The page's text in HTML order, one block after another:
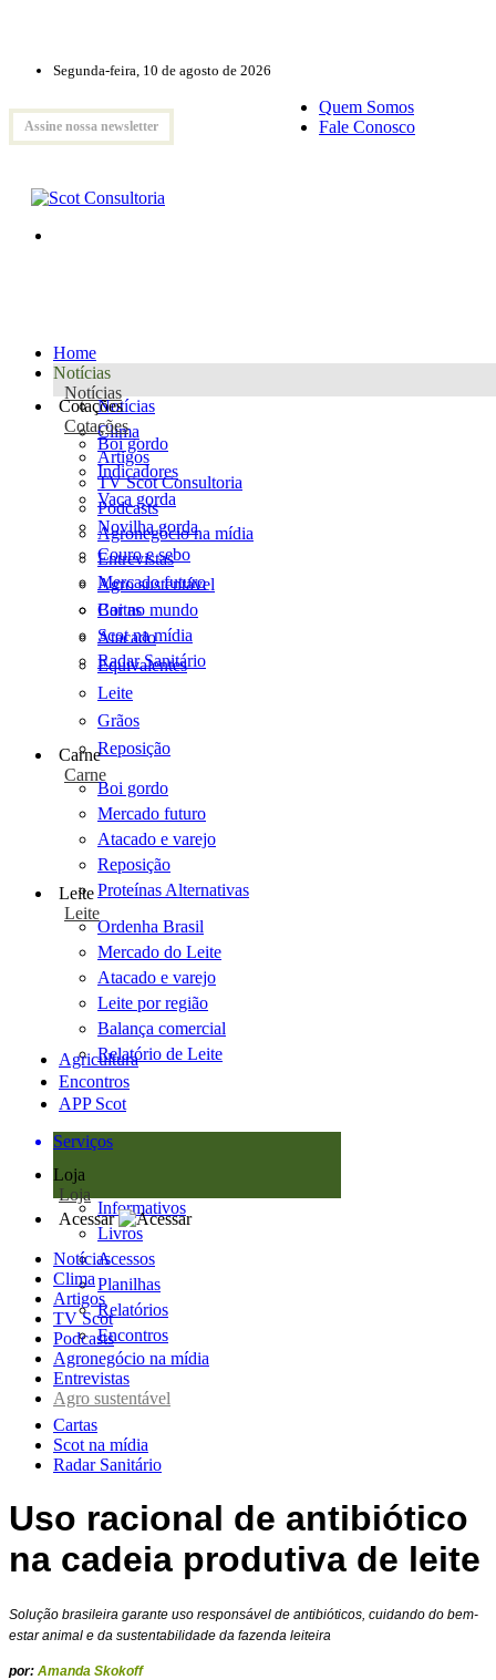
Segunda-feira, 10 de agosto de 2026
Assine nossa newsletter
Quem Somos
Fale Conosco
Home
Notícias
Notícias
Notícias
Clima
Artigos
TV Scot Consultoria
Podcasts
Agronegócio na mídia
Entrevistas
Agro sustentável
Cartas
Scot na mídia
Radar Sanitário
Cotações
Cotações
Boi gordo
Indicadores
Vaca gorda
Novilha gorda
Couro e sebo
Mercado futuro
Boi no mundo
Atacado
Equivalentes
Leite
Grãos
Reposição
Carne
Carne
Boi gordo
Mercado futuro
Atacado e varejo
Reposição
Proteínas Alternativas
Leite
Leite
Ordenha Brasil
Mercado do Leite
Atacado e varejo
Leite por região
Balança comercial
Relatório de Leite
Agricultura
Encontros
APP Scot
Serviços
Loja
Loja
Informativos
Livros
Acessos
Planilhas
Relatórios
Encontros
Acessar
Notícias
Clima
Artigos
TV Scot
Podcasts
Agronegócio na mídia
Entrevistas
Agro sustentável
Cartas
Scot na mídia
Radar Sanitário
Uso racional de antibiótico
na cadeia produtiva de leite
Solução brasileira garante uso responsável de antibióticos, cuidando do bem-
estar animal e da sustentabilidade da fazenda leiteira
por: Amanda Skokoff